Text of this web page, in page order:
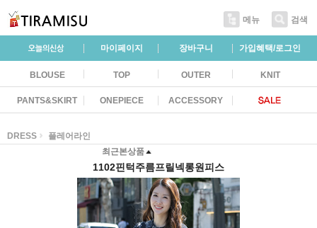
메뉴 검색
마이페이지 장바구니 가입혜택/로그인
BLOUSE TOP OUTER KNIT
PANTS&SKIRT ONEPIECE ACCESSORY
DRESS
플레어라인
최근본상품
1102핀턱주름프릴넥롱원피스